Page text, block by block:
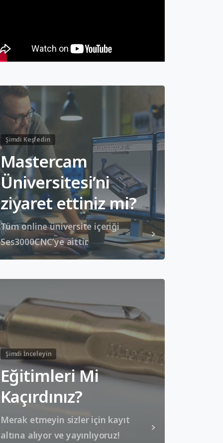
Şimdi Keşfedin
Mastercam
Üniversitesi’ni
ziyaret ettiniz mi?
Tüm online üniversite içeriği
Ses3000CNC’ye aittir.
Şimdi İnceleyin
Eğitimleri Mi
Kaçırdınız?
Merak etmeyin sizler için kayıt
altına alıyor ve yayınlıyoruz!